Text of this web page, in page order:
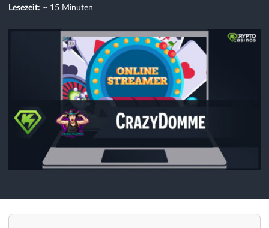
Lesezeit: ~ 15 Minuten